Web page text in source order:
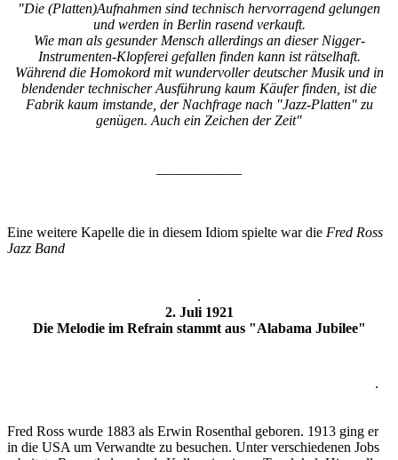
"Die (Platten)Aufnahmen sind technisch hervorragend gelungen
und werden in Berlin rasend verkauft.
Wie man als gesunder Mensch allerdings an dieser Nigger-
Instrumenten-Klopferei gefallen finden kann ist rätselhaft.
Während die Homokord mit wundervoller deutscher Musik und in
blendender technischer Ausführung kaum Käufer finden, ist die
Fabrik kaum imstande, der Nachfrage nach "Jazz-Platten" zu
genügen. Auch ein Zeichen der Zeit"
Eine weitere Kapelle die in diesem Idiom spielte war die Fred Ross
Jazz Band
.
2. Juli 1921
Die Melodie im Refrain stammt aus "Alabama Jubilee"
.
Fred Ross wurde 1883 als Erwin Rosenthal geboren. 1913 ging er
in die USA um Verwandte zu besuchen. Unter verschiedenen Jobs